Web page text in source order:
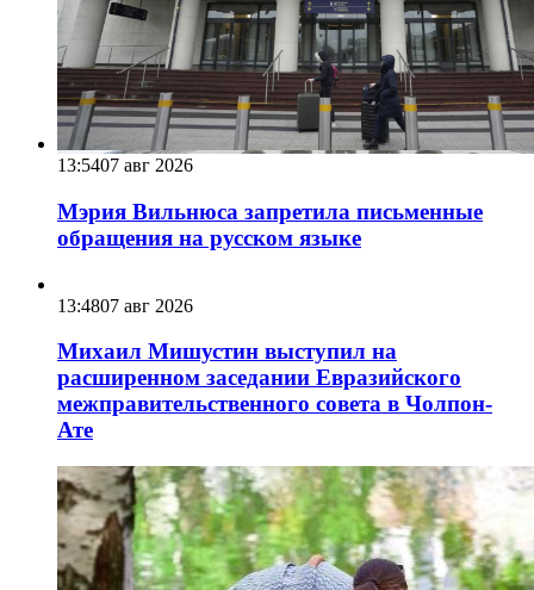
13:5407 авг 2026
Мэрия Вильнюса запретила письменные
обращения на русском языке
13:4807 авг 2026
Михаил Мишустин выступил на
расширенном заседании Евразийского
межправительственного совета в Чолпон-
Ате